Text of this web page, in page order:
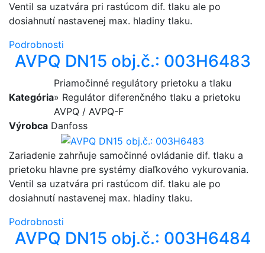
Ventil sa uzatvára pri rastúcom dif. tlaku ale po
dosiahnutí nastavenej max. hladiny tlaku.
Podrobnosti
AVPQ DN15 obj.č.: 003H6483
Kategória
Priamočinné regulátory prietoku a tlaku
» Regulátor diferenčného tlaku a prietoku
AVPQ / AVPQ-F
Výrobca Danfoss
Zariadenie zahrňuje samočinné ovládanie dif. tlaku a
prietoku hlavne pre systémy diaľkového vykurovania.
Ventil sa uzatvára pri rastúcom dif. tlaku ale po
dosiahnutí nastavenej max. hladiny tlaku.
Podrobnosti
AVPQ DN15 obj.č.: 003H6484